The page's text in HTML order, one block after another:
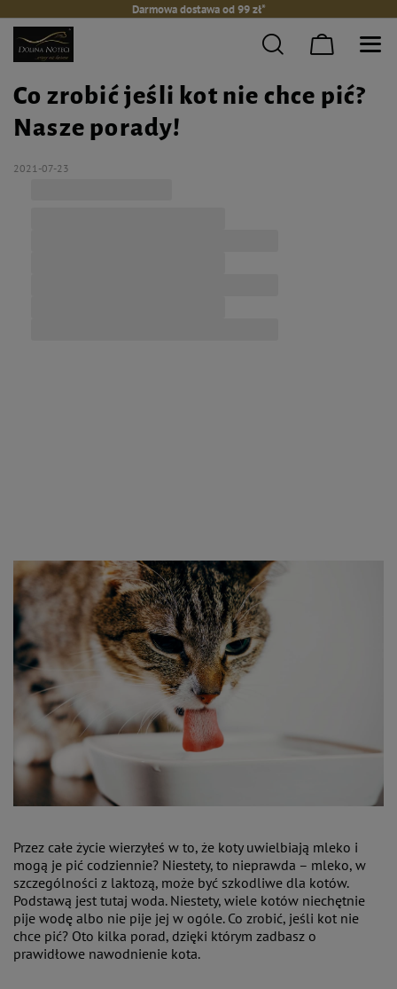
Darmowa dostawa od 99 zł*
Co zrobić jeśli kot nie chce pić?
Nasze porady!
2021-07-23
Przez całe życie wierzyłeś w to, że koty uwielbiają mleko i
mogą je pić codziennie? Niestety, to nieprawda – mleko, w
szczególności z laktozą, może być szkodliwe dla kotów.
Podstawą jest tutaj woda. Niestety, wiele kotów niechętnie
pije wodę albo nie pije jej w ogóle. Co zrobić, jeśli kot nie
chce pić? Oto kilka porad, dzięki którym zadbasz o
prawidłowe nawodnienie kota.